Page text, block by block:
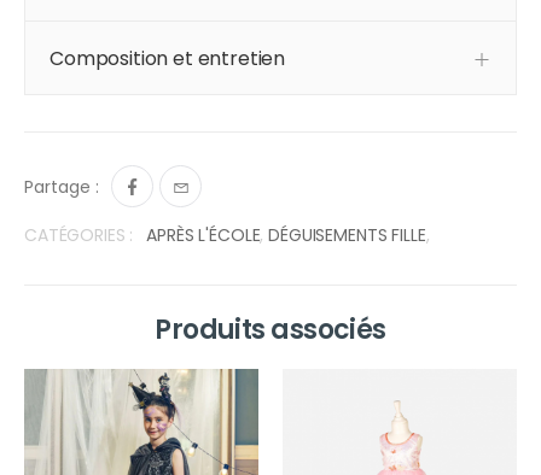
Composition et entretien
Partage :
CATÉGORIES : APRÈS L'ÉCOLE,DÉGUISEMENTS FILLE,
Produits associés